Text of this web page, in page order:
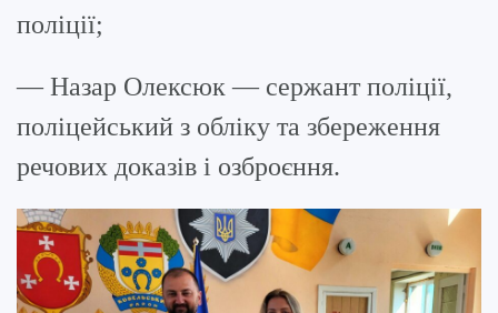
поліції;
— Назар Олексюк — сержант поліції,
поліцейський з обліку та збереження
речових доказів і озброєння.